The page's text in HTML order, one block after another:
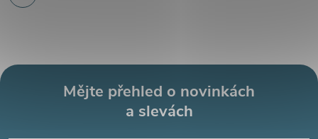
Mějte přehled o novinkách
a slevách